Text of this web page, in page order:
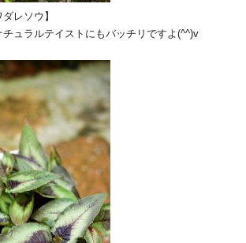
レソウ】
ュラルテイストにもバッチリですよ(^^)v